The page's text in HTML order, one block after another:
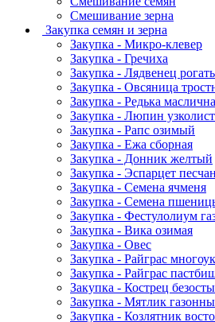
Смешивание зерна
Закупка семян и зерна
Закупка - Микро-клевер
Закупка - Гречиха
Закупка - Лядвенец
Закупка - Овсяница
Закупка - Редька
Закупка - Люпин
Закупка - Рапс озимый
Закупка - Ежа сборная
Закупка - Донник желтый
Закупка - Эспарцет
Закупка - Семена ячменя
Закупка - Семена
Закупка - Фестулолиум
Закупка - Вика озимая
Закупка - Овес
Закупка - Райграс
Закупка - Райграс
Закупка - Кострец
Закупка - Мятлик
Закупка - Козлятник